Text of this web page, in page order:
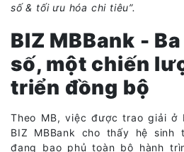
số & tối ưu hóa chi tiêu”.
BIZ MBBank -
số, một chiến
triển đồng bộ
Theo MB, việc được trao giải ở
BIZ MBBank cho thấy hệ sinh
đang bao phủ toàn bộ hành